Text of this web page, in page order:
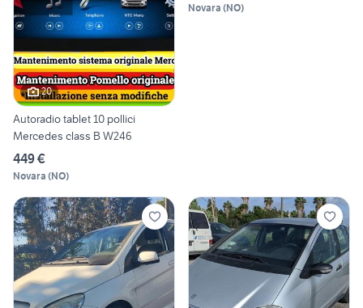
20
Autoradio tablet 10 pollici
Mercedes class B W246
449 €
Novara (NO)
Novara (NO)